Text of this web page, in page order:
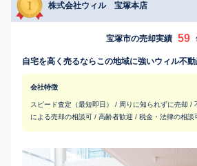
株式会社ウィル 宝塚本店
宝塚市の売却実績 59
自宅を高く売るならこの地域に強いウィル不動
会社特徴
スピード査定（最短即日） / 周りに知られずに売却 /
による売却の相談可 / 高齢者歓迎 / 税金・法律の相談